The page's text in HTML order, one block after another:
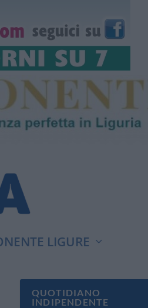
LIGURE
QUOTIDIANO
INDIPENDENTE